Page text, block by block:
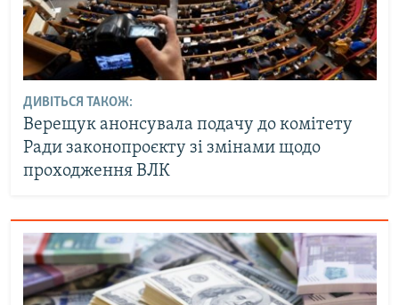
ДИВІТЬСЯ ТАКОЖ:
Верещук анонсувала подачу до комітету
Ради законопроєкту зі змінами щодо
проходження ВЛК